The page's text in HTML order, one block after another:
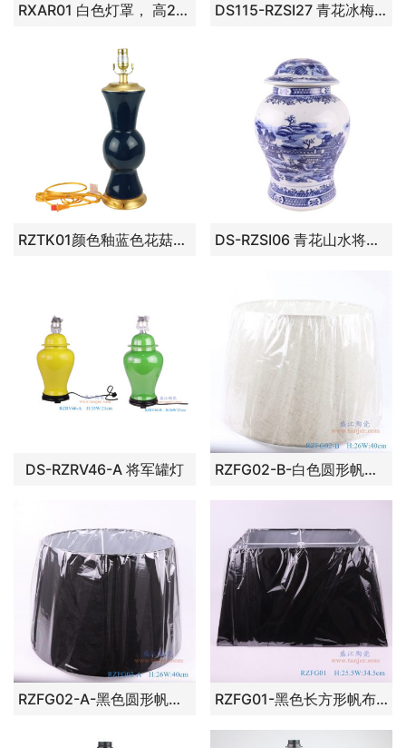
RXAR01 白色灯罩， 高27直径40.5口径底径40.5重量KG DS115-RZSI27 青花冰梅将军罐灯具 高：75直径：40.5口径：底径：重量：4.8KG
RZTK01颜色釉蓝色花菇台灯灯具 DS-RZSI06 青花山水将军罐灯具
DS-RZRV46-A 将军罐灯 RZFG02-B-白色圆形帆布灯罩 台灯灯罩
RZFG02-A-黑色圆形帆布灯罩 台灯 RZFG01-黑色长方形帆布灯罩